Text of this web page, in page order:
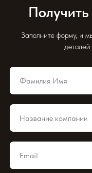
Заполните форму, и